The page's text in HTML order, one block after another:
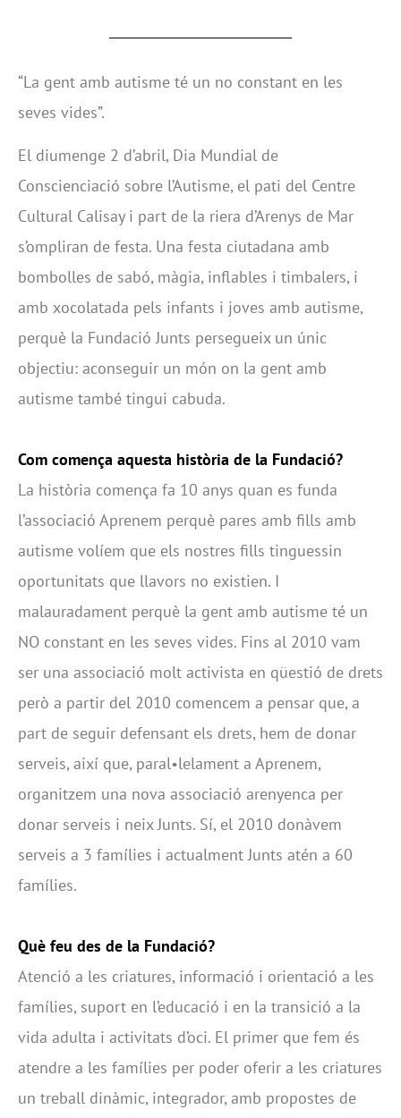
“La gent amb autisme té un no constant en les
seves vides”.
El diumenge 2 d’abril, Dia Mundial de
Conscienciació sobre l’Autisme, el pati del Centre
Cultural Calisay i part de la riera d’Arenys de Mar
s’ompliran de festa. Una festa ciutadana amb
bombolles de sabó, màgia, inflables i timbalers, i
amb xocolatada pels infants i joves amb autisme,
perquè la Fundació Junts persegueix un únic
objectiu: aconseguir un món on la gent amb
autisme també tingui cabuda.
Com comença aquesta història de la Fundació?
La història comença fa 10 anys quan es funda
l’associació Aprenem perquè pares amb fills amb
autisme volíem que els nostres fills tinguessin
oportunitats que llavors no existien. I
malauradament perquè la gent amb autisme té un
NO constant en les seves vides. Fins al 2010 vam
ser una associació molt activista en qüestió de drets
però a partir del 2010 comencem a pensar que, a
part de seguir defensant els drets, hem de donar
serveis, així que, paral•lelament a Aprenem,
organitzem una nova associació arenyenca per
donar serveis i neix Junts. Sí, el 2010 donàvem
serveis a 3 famílies i actualment Junts atén a 60
famílies.
Què feu des de la Fundació?
Atenció a les criatures, informació i orientació a les
famílies, suport en l’educació i en la transició a la
vida adulta i activitats d’oci. El primer que fem és
atendre a les famílies per poder oferir a les criatures
un treball dinàmic, integrador, amb propostes de